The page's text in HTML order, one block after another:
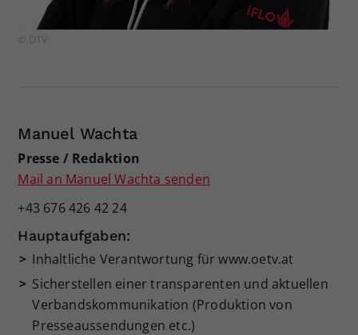
© ÖTV
Manuel Wachta
Presse / Redaktion
Mail an Manuel Wachta senden
+43 676 426 42 24
Hauptaufgaben:
Inhaltliche Verantwortung für www.oetv.at
Sicherstellen einer transparenten und aktuellen
Verbandskommunikation (Produktion von
Presseaussendungen etc.)